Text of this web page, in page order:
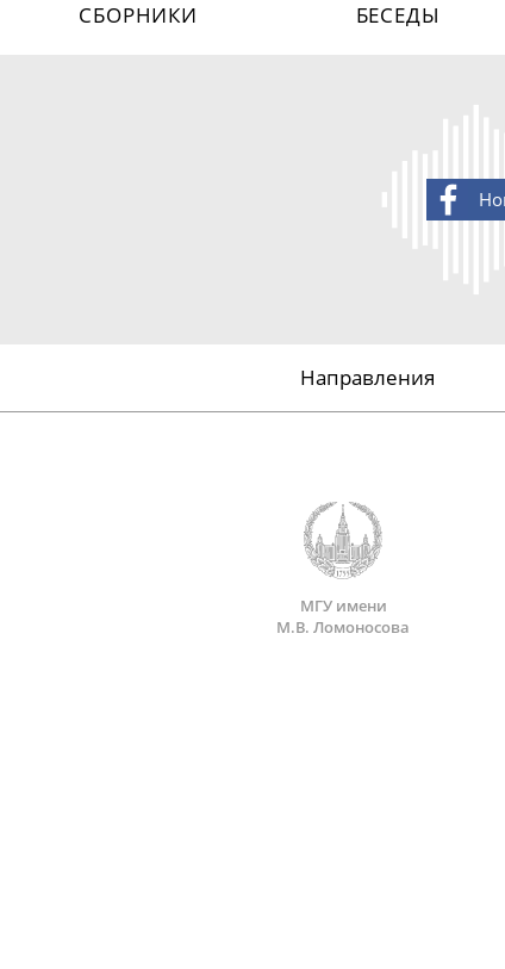
СБОРНИКИ БЕСЕДЫ
Направления
МГУ имени
М.В. Ломоносова